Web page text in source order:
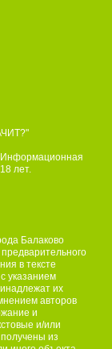
Информационная
лет.
Балаково
в тексте
указанием
их
авторов
и
и/или
из